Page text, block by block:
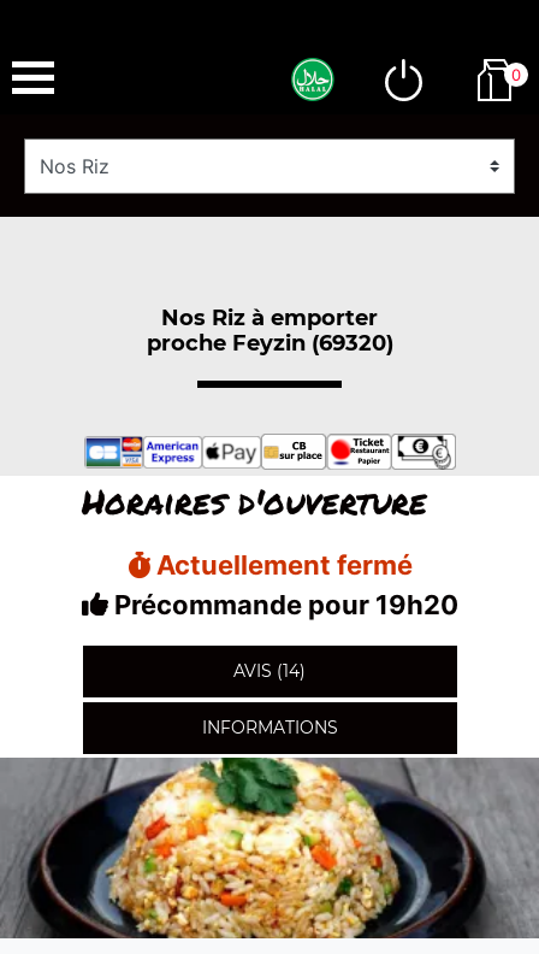
0
Nos Riz à emporter
proche Feyzin (69320)
Horaires d'ouverture
Actuellement fermé
Précommande pour 19h20
AVIS (14)
INFORMATIONS